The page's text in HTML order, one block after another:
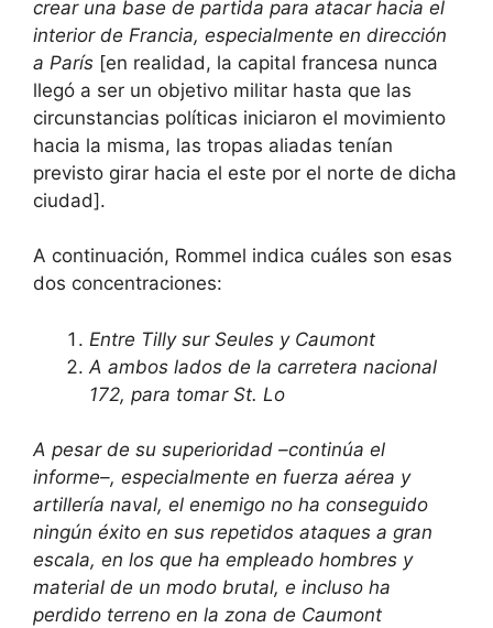
crear una base de partida para atacar hacia el
interior de Francia, especialmente en dirección
a París [en realidad, la capital francesa nunca
llegó a ser un objetivo militar hasta que las
circunstancias políticas iniciaron el movimiento
hacia la misma, las tropas aliadas tenían
previsto girar hacia el este por el norte de dicha
ciudad].
A continuación, Rommel indica cuáles son esas
dos concentraciones:
Entre Tilly sur Seules y Caumont
A ambos lados de la carretera nacional
172, para tomar St. Lo
A pesar de su superioridad –continúa el
informe–, especialmente en fuerza aérea y
artillería naval, el enemigo no ha conseguido
ningún éxito en sus repetidos ataques a gran
escala, en los que ha empleado hombres y
material de un modo brutal, e incluso ha
perdido terreno en la zona de Caumont